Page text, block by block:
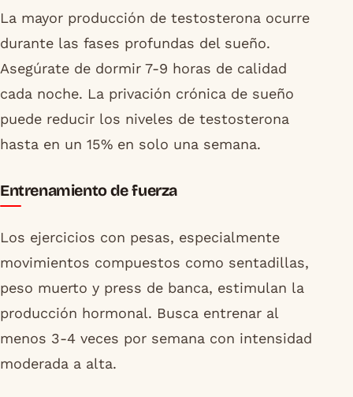
La mayor producción de testosterona ocurre
durante las fases profundas del sueño.
Asegúrate de dormir 7-9 horas de calidad
cada noche. La privación crónica de sueño
puede reducir los niveles de testosterona
hasta en un 15% en solo una semana.
Entrenamiento de fuerza
Los ejercicios con pesas, especialmente
movimientos compuestos como sentadillas,
peso muerto y press de banca, estimulan la
producción hormonal. Busca entrenar al
menos 3-4 veces por semana con intensidad
moderada a alta.